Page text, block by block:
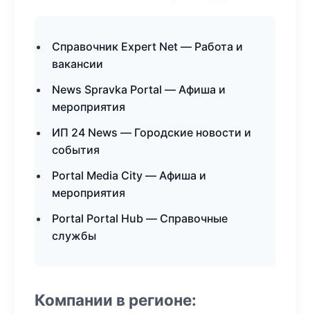
Справочник Expert Net — Работа и
вакансии
News Spravka Portal — Афиша и
мероприятия
ИП 24 News — Городские новости и
события
Portal Media City — Афиша и
мероприятия
Portal Portal Hub — Справочные
службы
Компании в регионе: